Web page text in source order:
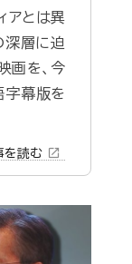
アとは異
深層に迫
画を、今
字幕版を
を読む open_in_new